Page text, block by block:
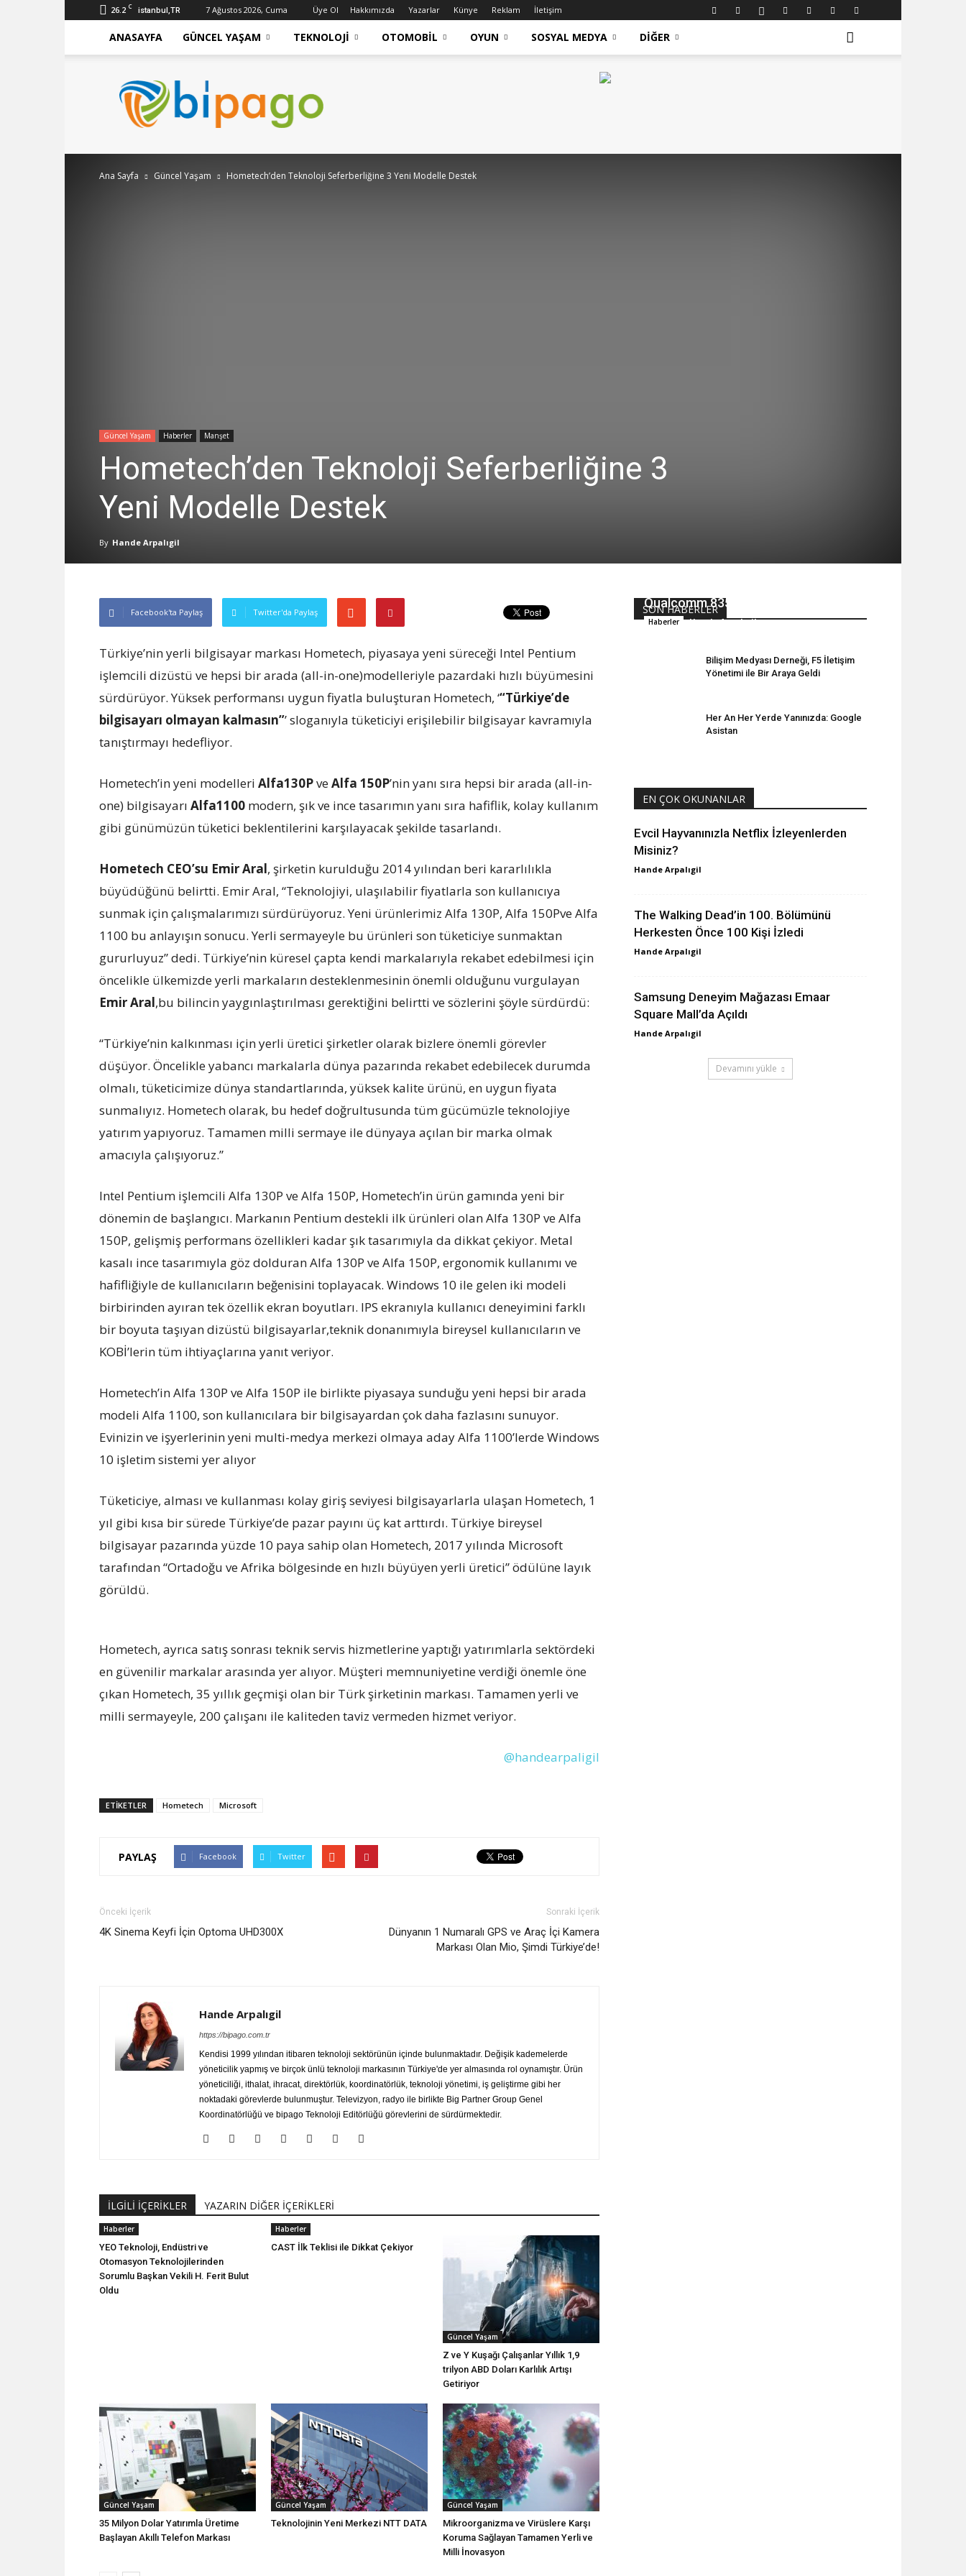
26.2 C istanbul,TR 7 Ağustos 2026, Cuma Üye Ol Hakkımızda Yazarlar Künye Reklam İletişim
ANASAYFA GÜNCEL YAŞAM TEKNOLOJI OTOMOBIL OYUN SOSYAL MEDYA DIĞER
bipago
Ana Sayfa Güncel Yaşam Hometech’den Teknoloji Seferberliğine 3 Yeni Modelle Destek
Güncel Yaşam Haberler Manşet
Hometech’den Teknoloji Seferberliğine 3
Yeni Modelle Destek
By Hande Arpalıgil
Facebook'ta Paylaş Twitter'da Paylaş
Türkiye’nin yerli bilgisayar markası Hometech, piyasaya yeni süreceği Intel Pentium
işlemcili dizüstü ve hepsi bir arada (all-in-one)modelleriyle pazardaki hızlı büyümesini
sürdürüyor. Yüksek performansı uygun fiyatla buluşturan Hometech, ‘“Türkiye’de
bilgisayarı olmayan kalmasın”’ sloganıyla tüketiciyi erişilebilir bilgisayar kavramıyla
tanıştırmayı hedefliyor.
Hometech’in yeni modelleri Alfa130PveAlfa 150P’nin yanı sıra hepsi bir arada (all-in-
one) bilgisayarı Alfa1100 modern, şık ve ince tasarımın yanı sıra hafiflik, kolay kullanım
gibi günümüzün tüketici beklentilerini karşılayacak şekilde tasarlandı.
Hometech CEO’su Emir Aral, şirketin kurulduğu 2014 yılından beri kararlılıkla
büyüdüğünü belirtti. Emir Aral, “Teknolojiyi, ulaşılabilir fiyatlarla son kullanıcıya
sunmak için çalışmalarımızı sürdürüyoruz. Yeni ürünlerimiz Alfa 130P, Alfa 150Pve Alfa
1100 bu anlayışın sonucu. Yerli sermayeyle bu ürünleri son tüketiciye sunmaktan
gururluyuz” dedi. Türkiye’nin küresel çapta kendi markalarıyla rekabet edebilmesi için
öncelikle ülkemizde yerli markaların desteklenmesinin önemli olduğunu vurgulayan
Emir Aral,bu bilincin yaygınlaştırılması gerektiğini belirtti ve sözlerini şöyle sürdürdü:
“Türkiye’nin kalkınması için yerli üretici şirketler olarak bizlere önemli görevler
düşüyor. Öncelikle yabancı markalarla dünya pazarında rekabet edebilecek durumda
olmalı, tüketicimize dünya standartlarında, yüksek kalite ürünü, en uygun fiyata
sunmalıyız. Hometech olarak, bu hedef doğrultusunda tüm gücümüzle teknolojiye
yatırım yapıyoruz. Tamamen milli sermaye ile dünyaya açılan bir marka olmak
amacıyla çalışıyoruz.”
Intel Pentium işlemcili Alfa 130P ve Alfa 150P, Hometech’in ürün gamında yeni bir
dönemin de başlangıcı. Markanın Pentium destekli ilk ürünleri olan Alfa 130P ve Alfa
150P, gelişmiş performans özellikleri kadar şık tasarımıyla da dikkat çekiyor. Metal
kasalı ince tasarımıyla göz dolduran Alfa 130P ve Alfa 150P, ergonomik kullanımı ve
hafifliğiyle de kullanıcıların beğenisini toplayacak. Windows 10 ile gelen iki modeli
birbirinden ayıran tek özellik ekran boyutları. IPS ekranıyla kullanıcı deneyimini farklı
bir boyuta taşıyan dizüstü bilgisayarlar,teknik donanımıyla bireysel kullanıcıların ve
KOBİ’lerin tüm ihtiyaçlarına yanıt veriyor.
Hometech’in Alfa 130P ve Alfa 150P ile birlikte piyasaya sunduğu yeni hepsi bir arada
modeli Alfa 1100, son kullanıcılara bir bilgisayardan çok daha fazlasını sunuyor.
Evinizin ve işyerlerinin yeni multi-medya merkezi olmaya aday Alfa 1100’lerde Windows
10 işletim sistemi yer alıyor
Tüketiciye, alması ve kullanması kolay giriş seviyesi bilgisayarlarla ulaşan Hometech, 1
yıl gibi kısa bir sürede Türkiye’de pazar payını üç kat arttırdı. Türkiye bireysel
bilgisayar pazarında yüzde 10 paya sahip olan Hometech, 2017 yılında Microsoft
tarafından “Ortadoğu ve Afrika bölgesinde en hızlı büyüyen yerli üretici” ödülüne layık
görüldü.
Hometech, ayrıca satış sonrası teknik servis hizmetlerine yaptığı yatırımlarla sektördeki
en güvenilir markalar arasında yer alıyor. Müşteri memnuniyetine verdiği önemle öne
çıkan Hometech, 35 yıllık geçmişi olan bir Türk şirketinin markası. Tamamen yerli ve
milli sermayeyle, 200 çalışanı ile kaliteden taviz vermeden hizmet veriyor.
@handearpaligil
ETİKETLER Hometech Microsoft
PAYLAŞ Facebook Twitter
Önceki İçerik
4K Sinema Keyfi İçin Optoma UHD300X
Sonraki İçerik
Dünyanın 1 Numaralı GPS ve Araç İçi Kamera
Markası Olan Mio, Şimdi Türkiye’de!
Hande Arpalıgil
https://bipago.com.tr
Kendisi 1999 yılından itibaren teknoloji sektörünün içinde bulunmaktadır. Değişik kademelerde
yöneticilik yapmış ve birçok ünlü teknoloji markasının Türkiye'de yer almasında rol oynamıştır. Ürün
yöneticiliği, ithalat, ihracat, direktörlük, koordinatörlük, teknoloji yönetimi, iş geliştirme gibi her
noktadaki görevlerde bulunmuştur. Televizyon, radyo ile birlikte Big Partner Group Genel
Koordinatörlüğü ve bipago Teknoloji Editörlüğü görevlerini de sürdürmektedir.
İLGİLİ İÇERİKLER YAZARIN DİĞER İÇERİKLERİ
Haberler
YEO Teknoloji, Endüstri ve
Otomasyon Teknolojilerinden
Sorumlu Başkan Vekili H. Ferit Bulut
Oldu
Haberler
CAST İlk Teklisi ile Dikkat Çekiyor
Güncel Yaşam
Z ve Y Kuşağı Çalışanlar Yıllık 1,9
trilyon ABD Doları Karlılık Artışı
Getiriyor
Güncel Yaşam
35 Milyon Dolar Yatırımla Üretime
Başlayan Akıllı Telefon Markası
Güncel Yaşam
Teknolojinin Yeni Merkezi NTT DATA
Güncel Yaşam
Mikroorganizma ve Virüslere Karşı
Koruma Sağlayan Tamamen Yerli ve
Milli İnovasyon
SON HABERLER
Qualcomm 835 Platform Olacak?
Haberler Hande Arpalıgil
Bilişim Medyası Derneği, F5 İletişim
Yönetimi ile Bir Araya Geldi
Her An Her Yerde Yanınızda: Google
Asistan
EN ÇOK OKUNANLAR
Evcil Hayvanınızla Netflix İzleyenlerden
Misiniz?
Hande Arpalıgil
The Walking Dead’in 100. Bölümünü
Herkesten Önce 100 Kişi İzledi
Hande Arpalıgil
Samsung Deneyim Mağazası Emaar
Square Mall’da Açıldı
Hande Arpalıgil
Devamını yükle